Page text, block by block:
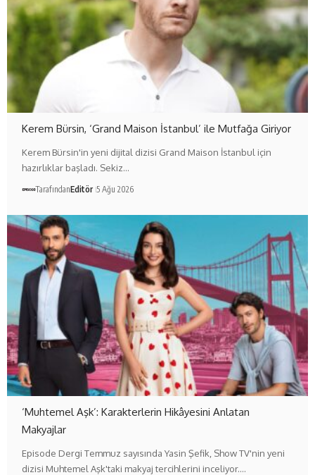
Kerem Bürsin, ‘Grand Maison İstanbul’ ile Mutfağa Giriyor
Kerem Bürsin'in yeni dijital dizisi Grand Maison İstanbul için
hazırlıklar başladı. Sekiz…
TarafındanEditör 5 Ağu 2026
‘Muhtemel Aşk’: Karakterlerin Hikâyesini Anlatan
Makyajlar
Episode Dergi Temmuz sayısında Yasin Şefik, Show TV'nin yeni
dizisi Muhtemel Aşk'taki makyaj tercihlerini inceliyor.…